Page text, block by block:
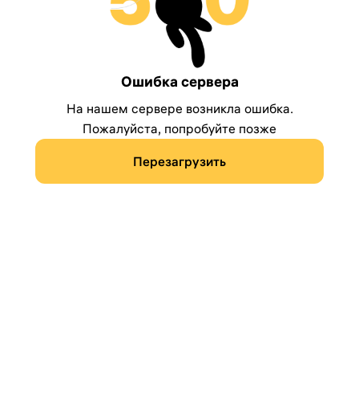
Ошибка сервера
На нашем сервере возникла ошибка.
Пожалуйста, попробуйте позже
Перезагрузить